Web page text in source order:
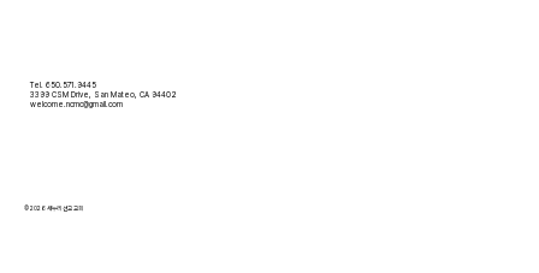
Tel. 650.571.9445
3399 CSM Drive, San Mateo, CA 94402
welcome.ncmc@gmail.com
© 2026 새누리 선교 교회